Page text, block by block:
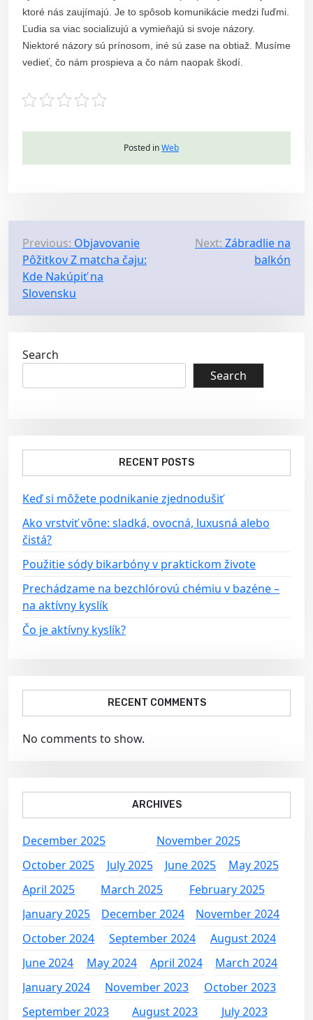
ktoré nás zaujímajú. Je to spôsob komunikácie medzi ľuďmi.
Ľudia sa viac socializujú a vymieňajú si svoje názory.
Niektoré názory sú prínosom, iné sú zase na obtiaž. Musíme
vedieť, čo nám prospieva a čo nám naopak škodí.
Posted inWeb
P
o
s
a
v
i
t
i
o
n
Previous: Objavovanie
Pôžitkov Z matcha čaju:
Kde Nakúpiť na
Slovensku
Next: Zábradlie na
balkón
Search
Search
RECENT POSTS
Keď si môžete podnikanie zjednodušiť
Ako vrstviť vône: sladká, ovocná, luxusná alebo
čistá?
Použitie sódy bikarbóny v praktickom živote
Prechádzame na bezchlórovú chémiu v bazéne –
na aktívny kyslík
Čo je aktívny kyslík?
RECENT COMMENTS
No comments to show.
ARCHIVES
December 2025
November 2025
October 2025
July 2025 June 2025
May 2025
April 2025
March 2025
February 2025
January 2025
December 2024
November 2024
October 2024
September 2024
August 2024
June 2024
May 2024 April 2024
March 2024
January 2024
November 2023
October 2023
September 2023
August 2023
July 2023